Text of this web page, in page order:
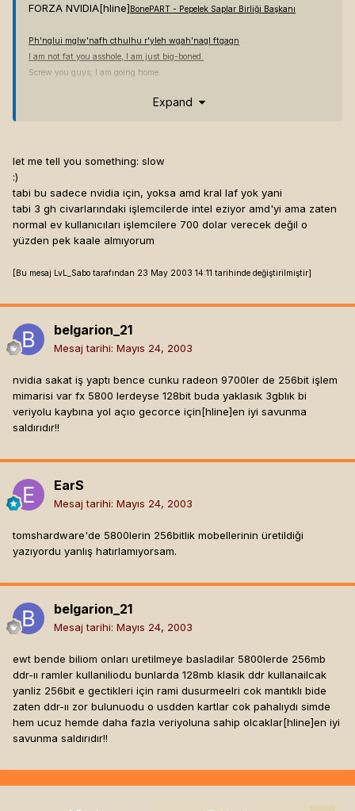
FORZA NVIDIA[hline] BonePART - Pepelek Saplar Birliği Başkanı
Ph'nglui mglw'nafh cthulhu r'yleh wgah'nagl ftgagn
I am not fat you asshole, I am just big-boned.
Screw you guys; I am going home.
BonePART FriarHealSuxx of Hun - Kay Server - Level 50 Drunken Friaa -
Expand
let me tell you something: slow
:)
tabi bu sadece nvidia için, yoksa amd kral laf yok yani
tabi 3 gh civarlarındaki işlemcilerde intel eziyor amd'yi ama zaten
normal ev kullanıcıları işlemcilere 700 dolar verecek değil o
yüzden pek kaale almıyorum
[Bu mesaj LvL_Sabo tarafından 23 May 2003 14:11 tarihinde değiştirilmiştir]
belgarion_21
Mesaj tarihi: Mayıs 24, 2003
nvidia sakat iş yaptı bence cunku radeon 9700ler de 256bit işlem
mimarisi var fx 5800 lerdeyse 128bit buda yaklasık 3gblık bi
veriyolu kaybına yol açıo gecorce için[hline]en iyi savunma
saldırıdır!!
EarS
Mesaj tarihi: Mayıs 24, 2003
tomshardware'de 5800lerin 256bitlik mobellerinin üretildiği
yazıyordu yanlış hatırlamıyorsam.
belgarion_21
Mesaj tarihi: Mayıs 24, 2003
ewt bende biliom onları uretilmeye basladilar 5800lerde 256mb
ddr-ıı ramler kullaniliodu bunlarda 128mb klasik ddr kullanailcak
yanliz 256bit e gectikleri için rami dusurmeelri cok mantıklı bide
zaten ddr-ıı zor bulunuodu o usdden kartlar cok pahalıydı simde
hem ucuz hemde daha fazla veriyoluna sahip olcaklar[hline]en iyi
savunma saldırıdır!!